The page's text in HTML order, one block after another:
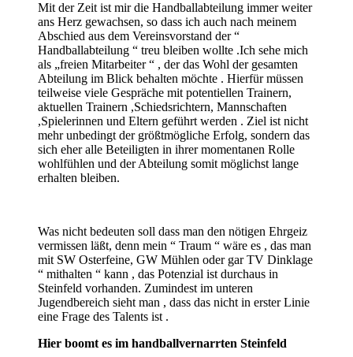
Mit der Zeit ist mir die Handballabteilung immer weiter
ans Herz gewachsen, so dass ich auch nach meinem
Abschied aus dem Vereinsvorstand der “
Handballabteilung “ treu bleiben wollte .Ich sehe mich
als „freien Mitarbeiter “ , der das Wohl der gesamten
Abteilung im Blick behalten möchte . Hierfür müssen
teilweise viele Gespräche mit potentiellen Trainern,
aktuellen Trainern ,Schiedsrichtern, Mannschaften
,Spielerinnen und Eltern geführt werden . Ziel ist nicht
mehr unbedingt der größtmögliche Erfolg, sondern das
sich eher alle Beteiligten in ihrer momentanen Rolle
wohlfühlen und der Abteilung somit möglichst lange
erhalten bleiben.
Was nicht bedeuten soll dass man den nötigen Ehrgeiz
vermissen läßt, denn mein “ Traum “ wäre es , das man
mit SW Osterfeine, GW Mühlen oder gar TV Dinklage
“ mithalten “ kann , das Potenzial ist durchaus in
Steinfeld vorhanden. Zumindest im unteren
Jugendbereich sieht man , dass das nicht in erster Linie
eine Frage des Talents ist .
Hier boomt es im handballvernarrten Steinfeld